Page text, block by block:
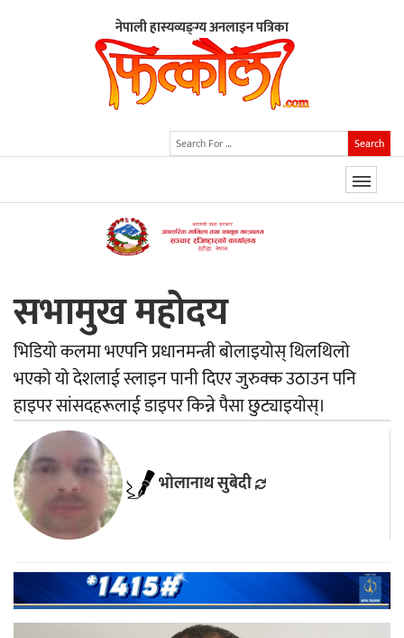
नेपाली हास्यव्यङ्ग्य अनलाइन पत्रिका
Search
सभामुख महोदय
भिडियो कलमा भएपनि प्रधानमन्त्री बोलाइयोस् थिलथिलो
भएको यो देशलाई स्लाइन पानी दिएर जुरुक्क उठाउन पनि
हाइपर सांसदहरूलाई डाइपर किन्ने पैसा छुट्याइयोस्।
भोलानाथ सुबेदी